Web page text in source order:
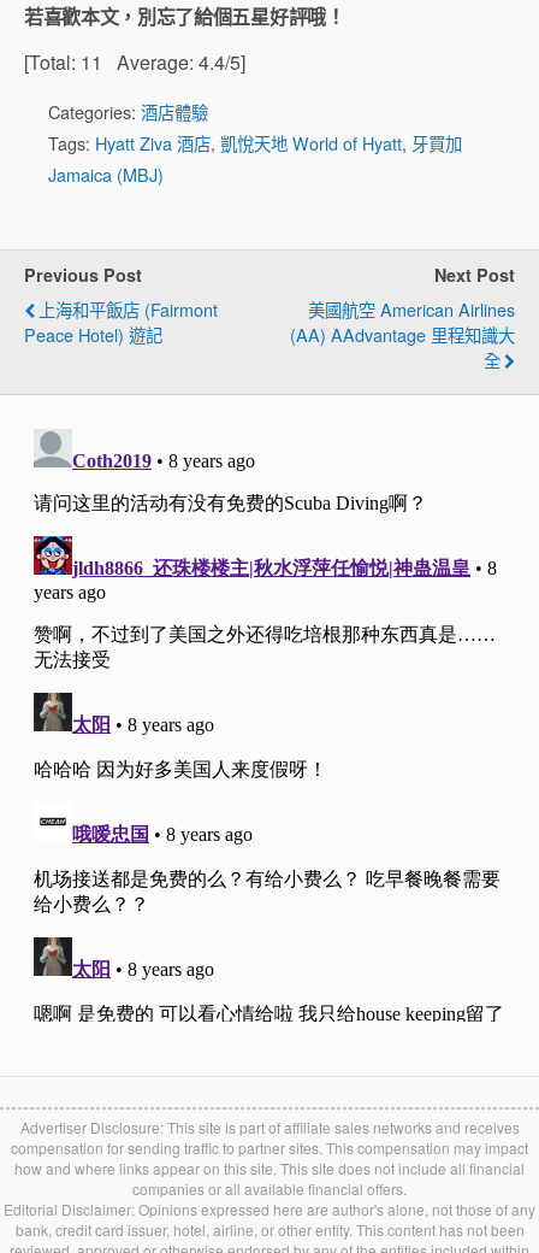
若喜歡本文，別忘了給個五星好評哦！
[Total: 11 Average: 4.4/5]
Categories: 酒店體驗
Tags: Hyatt Ziva 酒店, 凱悅天地 World of Hyatt, 牙買加
Jamaica (MBJ)
Previous Post
上海和平飯店 (Fairmont
Peace Hotel) 遊記
Next Post
美國航空 American Airlines
(AA) AAdvantage 里程知識大
全
Advertiser Disclosure: This site is part of affiliate sales networks and receives
compensation for sending traffic to partner sites. This compensation may impact
how and where links appear on this site. This site does not include all financial
companies or all available financial offers.
Editorial Disclaimer: Opinions expressed here are author's alone, not those of any
bank, credit card issuer, hotel, airline, or other entity. This content has not been